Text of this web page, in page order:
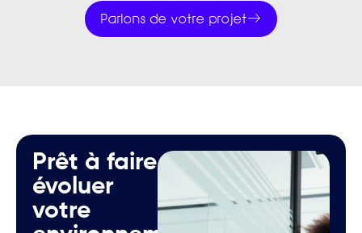
Parlons de votre projet
Prêt à faire
évoluer
votre